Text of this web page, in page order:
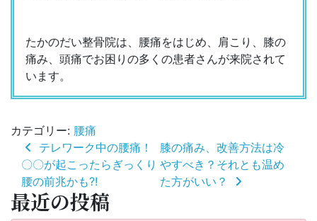
たかのだい整骨院は、腰痛をはじめ、肩こり、膝の
痛み、頭痛でお困りの多くの患者さんが来院されて
います。
カテゴリー: 腰痛
投
稿
ナ
ビ
ゲ
ー
テレワーク中の腰痛！
〇〇が起こったらぎっくり
腰の前兆かも?!
膝の痛み、改善方法は冷
やすべき？それとも温め
た方がいい？
最近の投稿